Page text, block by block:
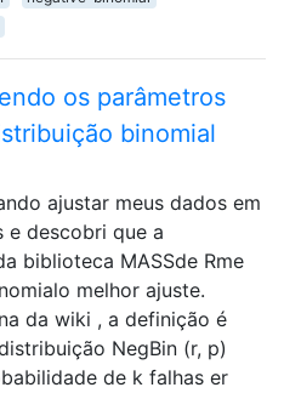
os parâmetros
binomial
ajustar meus dados em
e descobri que a
biblioteca MASSde Rme
melhor ajuste.
da wiki , a definição é
NegBin (r, p)
de k falhas er